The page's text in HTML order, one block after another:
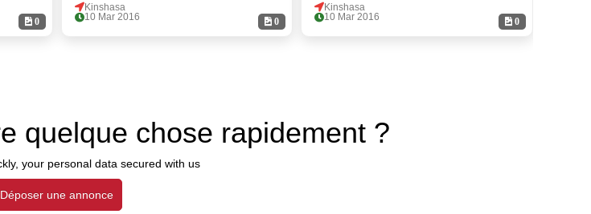
0 0
Kinshasa
10 Mar 2016
0
Kinshasa
10 Mar 2016
quelque chose rapidement ?
your personal data secured with us
Déposer une annonce